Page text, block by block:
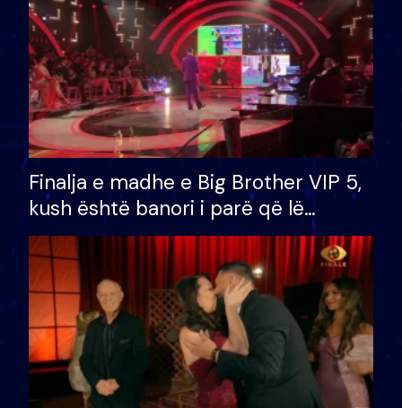
Finalja e madhe e Big Brother VIP 5,
kush është banori i parë që lë
shtëpinë dhe humb mundësinë për
të fituar çmimin e madh